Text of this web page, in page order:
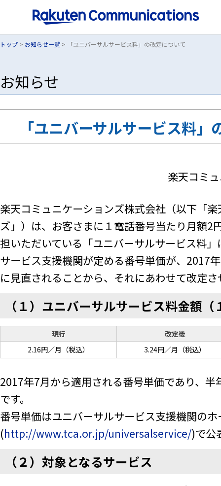
トップ > お知らせ一覧 > 「ユニバーサルサービス料」の改定について
お知らせ
「ユニバーサルサービス料」
楽天コミ
楽天コミュニケーションズ株式会社（以下「
ズ」）は、お客さまに１電話番号当たり月額2
担いただいている「ユニバーサルサービス料
サービス支援機関が定める番号単価が、2017
に見直されることから、それにあわせて改定
（１）ユニバーサルサービス料金額
現行
改定後
2.16円／月（税込）
3.24円／月（税込）
2017年7月から適用される番号単価であり、半
です。
番号単価はユニバーサルサービス支援機関のホ
(http://www.tca.or.jp/universalservice/)で
（２）対象となるサービス